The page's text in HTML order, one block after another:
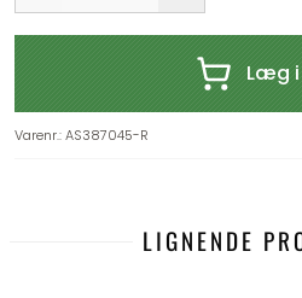
Læg
Varenr.:AS387045-R
LIGNENDE